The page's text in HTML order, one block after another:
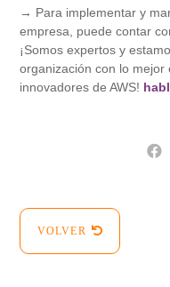
→ Para implementar y
empresa, puede contar
¡Somos expertos y
organización con lo mejor
innovadores de AWS!
VOLVER